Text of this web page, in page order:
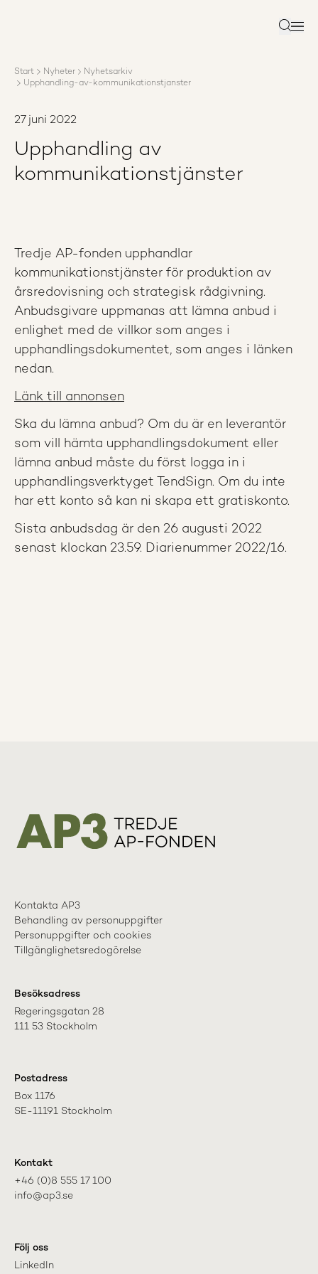
Rapporter
Sök
Start Nyheter
Nyhetsarkiv
Upphandling-av-kommunikationstjanster
27 juni 2022
Upphandling av
kommunikationstjänster
Tredje AP-fonden upphandlar
kommunikationstjänster för produktion av
årsredovisning och strategisk rådgivning.
Anbudsgivare uppmanas att lämna anbud i
enlighet med de villkor som anges i
upphandlingsdokumentet, som anges i länken
nedan.
Länk till annonsen
Ska du lämna anbud? Om du är en leverantör
som vill hämta upphandlingsdokument eller
lämna anbud måste du först logga in i
upphandlingsverktyget TendSign. Om du inte
har ett konto så kan ni skapa ett gratiskonto.
Sista anbudsdag är den 26 augusti 2022
senast klockan 23.59. Diarienummer 2022/16.
Kontakta AP3
Behandling av personuppgifter
Personuppgifter och cookies
Tillgänglighetsredogörelse
Besöksadress
Regeringsgatan 28
111 53 Stockholm
Postadress
Box 1176
SE-11191 Stockholm
Kontakt
+46 (0)8 555 17 100
info@ap3.se
Följ oss
LinkedIn